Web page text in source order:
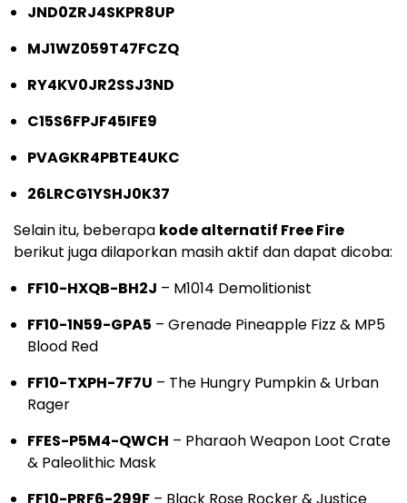
JND0ZRJ4SKPR8UP
MJ1WZ059T47FCZQ
RY4KV0JR2SSJ3ND
C15S6FPJF45IFE9
PVAGKR4PBTE4UKC
26LRCG1YSHJ0K37
Selain itu, beberapa kode alternatif Free Fire
berikut juga dilaporkan masih aktif dan dapat dicoba:
FF10-HXQB-BH2J – M1014 Demolitionist
FF10-1N59-GPA5 – Grenade Pineapple Fizz & MP5
Blood Red
FF10-TXPH-7F7U – The Hungry Pumpkin & Urban
Rager
FFES-P5M4-QWCH – Pharaoh Weapon Loot Crate
& Paleolithic Mask